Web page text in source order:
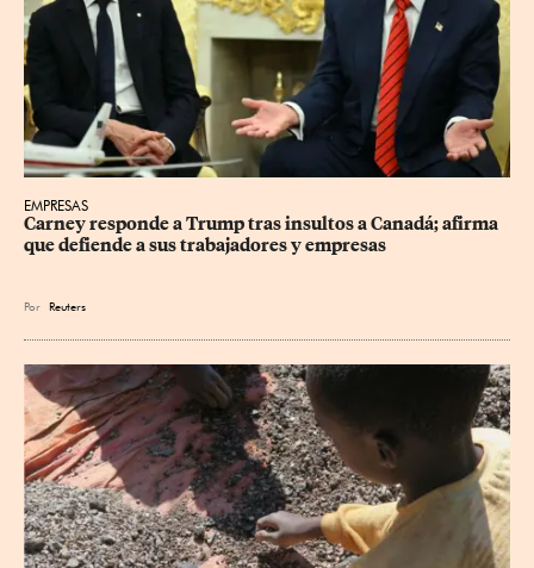
EMPRESAS
Carney responde a Trump tras insultos a Canadá; afirma
que defiende a sus trabajadores y empresas
Por Reuters